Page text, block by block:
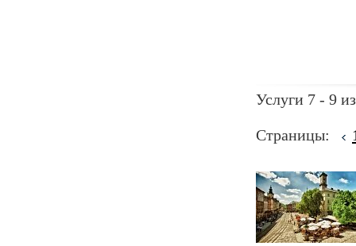
Услуги 7 - 9
Страницы: